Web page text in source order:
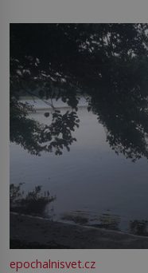
Boskovice na okraji
ve13. století, a už v
epochalnisvet.cz